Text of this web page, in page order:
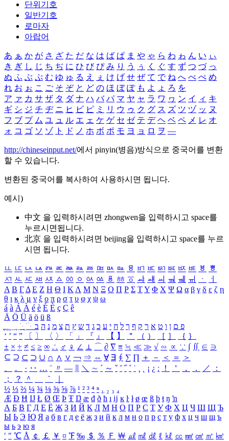
단위기호
일반기호
로마자
아랍어
あ ぁ か が さ ざ た だ な は ば ぱ ま や ゃ ら わ ゎ ん い ぃ
き ぎ し じ ち ぢ に ひ び ぴ み り う ぅ く ぐ す ず つ づ っ
ぬ ふ ぶ ぷ む ゆ ゅ る え ぇ け げ せ ぜ て で ね へ べ ぺ め
れ お ぉ こ ご そ ぞ と ど の ほ ぼ ぽ も よ ょ ろ を
ア ァ カ サ ザ タ ダ ナ ハ バ パ マ ヤ ャ ラ ワ ヮ ン イ ィ キ
ギ シ ジ チ ヂ ニ ヒ ビ ピ ミ リ ウ ゥ ク グ ス ズ ツ ヅ ッ ヌ
フ ブ プ ム ユ ュ ル エ ェ ケ ゲ セ ゼ テ デ ヘ ベ ペ メ レ オ
ォ コ ゴ ソ ゾ ト ド ノ ホ ボ ポ モ ヨ ョ ロ ヲ ―
http://chineseinput.net/에서 pinyin(병음)방식으로 중국어를 변환
할 수 있습니다.
변환된 중국어를 복사하여 사용하시면 됩니다.
예시)
中文 을 입력하시려면 zhongwen을 입력하시고 space를
누르시면됩니다.
北京 을 입력하시려면 beijing을 입력하시고 space를 누르
시면 됩니다.
ㅥ ㅦ ㅧ ㅨ ㅩ ㅪ ㅫ ㅬ ㅭ ㅮ ㅯ ㅰ ㅱ ㅲ ㅳ ㅴ ㅵ ㅶ ㅷ ㅸ
ㅹ
ㅺ ㅻ ㅼ ㅽ ㅾ ㅿ ㆀ ㆁ ㆂ ㆃ ㆄ ㆅ ㆆ ㆇ ㆈ ㆉ ㆊ ㆋ ㆌ ㆍ
ㆎ
Α Β ΓΔ Ε Ζ Η Θ Ι ΚΛ Μ Ν Ξ Ο Π Ρ Σ ΤΥ Φ Χ Ψ Ω α β γ δ ε ζ η
θ ι κ λ μ ν ξ ο π ρ σ τ υ φ χ ψ ω
á à Á À é è É È ç Ç ê
Ä Ö Ü ä ö ü ß
ִֶֹ ֻּ ׁׂ פ ם ן ו ט א ר ק ף ך ל ח י ע כ ג ד ש ץ ת צ מ נ ה ב
‘ ’ “ ” 〔 〕 〈 〉 「 」 『 』 【 】 ＂ （ ） ［ ］ ｛ ｝
± × ÷ ≠ ≤ ≥ ∞ ∴ ♂ ♀ ∠ ⊥ ⌒ ∂ ∇ ≡ ≒ ≪ ≫ √ ∽ ∝ ∵ ∫ ∬ ∈ ∋
⊆ ⊇ ⊂ ⊃ ∪ ∩ ∧ ∨ ￢ ⇒ ⇔ ∀ ∃ ∮ ∑ ∏ ＋ － ＜ ＝
＞
、
。 · ‥ … ¨ 〃 ― ＼ ∼ ´ ～ ˇ ˘ ˝ ˚ ˙ ¸ ¡ ¿ ː ！ ＇ ， ． ／
：
；
？ ＾ ｀
½ ⅓ ⅔ ¼ ¾ ⅛ ⅜ ⅝ ⅞ ¹ ² ³ ⁴ ⁿ ₁ ₂ ₃ ₄
Æ Ð Ħ Ĳ Ł Ø Œ Þ Ŧ Ŋ æ đ ð ħ ı ĳ ĸ ŀ ł ø œ ß þ ŧ ŋ ŉ
А Б В Г Д Е Ё Ж З И Й К Л М Н О П Р С Т У Ф Х Ц Ч Ш Щ Ъ
Ы Ь Э Ю Я а б в г д е ё ж з и й к л м н о п р с т у ф х ц ч ш щ ъ
ы ь э ю я
′ ″ ℃ Å ￠ ￡ ￥ ¤ ℉ ‰ ＄ ％ Ｆ ￦ ㎕ ㎖ ㎗ ℓ ㎘ ㏄ ㎣ ㎤ ㎥ ㎦